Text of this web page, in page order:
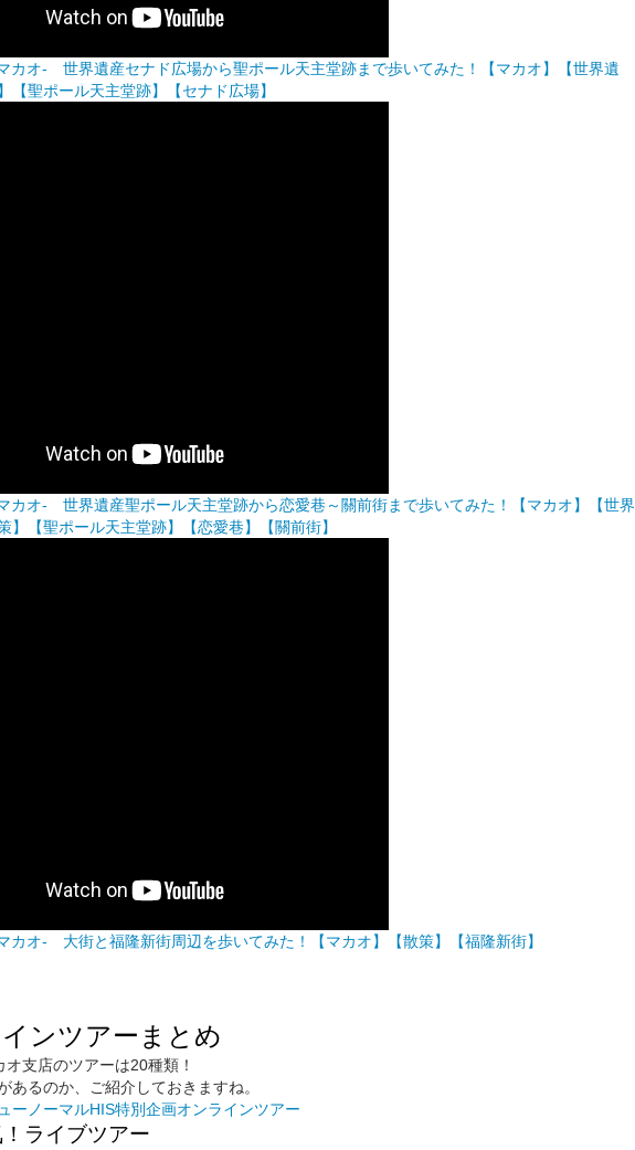
カオ- 世界遺産セナド広場から聖ポール天主堂跡まで歩いてみた！【マカオ】【世界遺
【聖ポール天主堂跡】【セナド広場】
カオ- 世界遺産聖ポール天主堂跡から恋愛巷～關前街まで歩いてみた！【マカオ】【世界
】【聖ポール天主堂跡】【恋愛巷】【關前街】
カオ- 大街と福隆新街周辺を歩いてみた！【マカオ】【散策】【福隆新街】
ンツアーまとめ
オ支店のツアーは20種類！
あるのか、ご紹介しておきますね。
ーノーマルHIS特別企画オンラインツアー
ライブツアー